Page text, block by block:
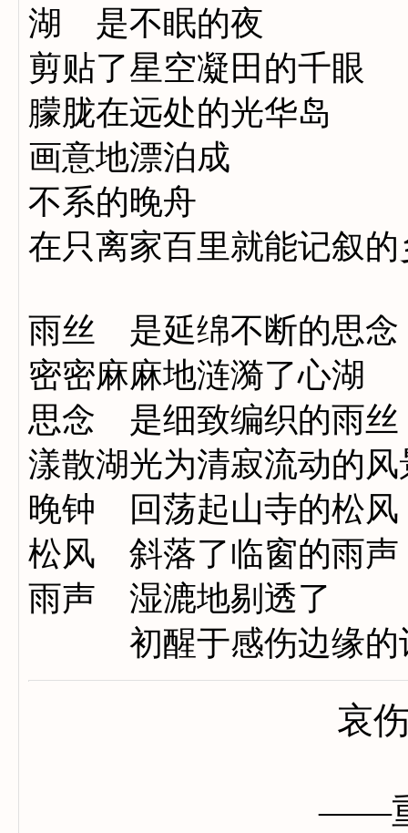
湖 是不眠的夜
剪贴了星空凝田的千眼
朦胧在远处的光华岛
画意地漂泊成
不系的晚舟
在只离家百里就能记叙的
雨丝 是延绵不断的思念
密密麻麻地涟漪了心湖
思念 是细致编织的雨丝
漾散湖光为清寂流动的风
晚钟 回荡起山寺的松风
松风 斜落了临窗的雨声
雨声 湿漉地剔透了
初醒于感伤边缘的
哀
——重